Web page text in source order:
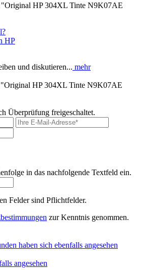
"Original HP 304XL Tinte N9K07AE
HP
und diskutieren... mehr
HP 304XL Tinte N9K07AE
Überprüfung freigeschaltet.
in das nachfolgende Textfeld ein.
Felder sind Pflichtfelder.
zur Kenntnis genommen.
haben sich ebenfalls angesehen
angesehen